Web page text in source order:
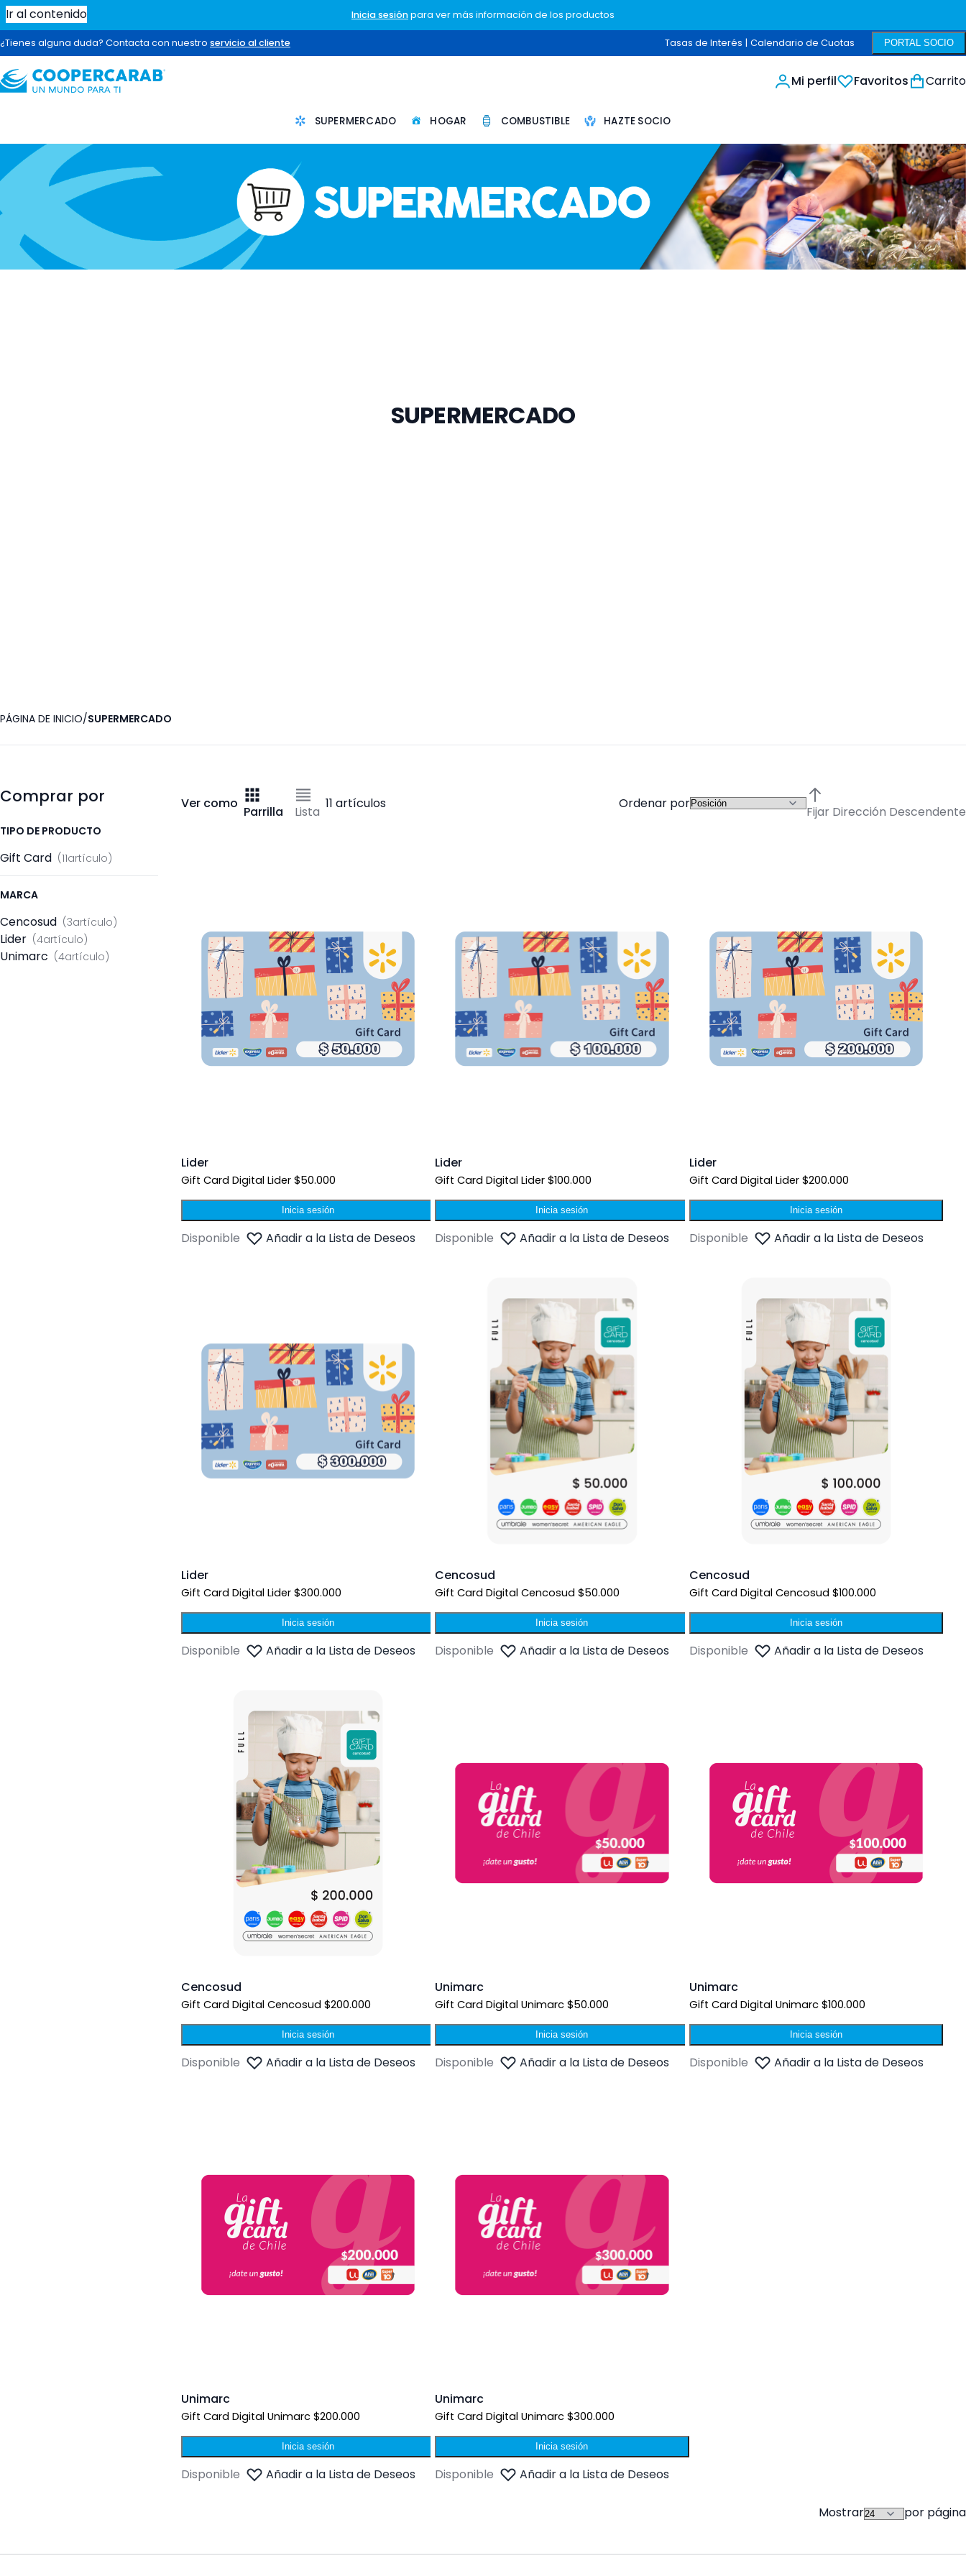
Inicia sesiónpara ver más información de los productos
Ir al contenido
¿Tienes alguna duda? Contacta con nuestro servicio al cliente Tasas de Interés | Calendario de Cuotas PORTAL SOCIO
SUPERMERCADO HOGAR COMBUSTIBLE HAZTE SOCIO
Buscar
Mi perfil Favoritos Carrito
SUPERMERCADO
PÁGINA DE INICIO SUPERMERCADO
Comprar por
TIPO DE PRODUCTO
Gift Card 11artículo
MARCA
Cencosud 3artículo
Lider 4artículo
Unimarc 4artículo
Ver como
Parrilla Lista
11 artículos Ordenar por
Fijar Dirección Descendente
Lider
Gift Card Digital Lider $50.000
Inicia sesión
Disponible Añadir a la Lista de Deseos
Lider
Gift Card Digital Lider $100.000
Inicia sesión
Disponible Añadir a la Lista de Deseos
Lider
Gift Card Digital Lider $200.000
Inicia sesión
Disponible Añadir a la Lista de Deseos
Lider
Gift Card Digital Lider $300.000
Inicia sesión
Disponible Añadir a la Lista de Deseos
Cencosud
Gift Card Digital Cencosud $50.000
Inicia sesión
Disponible Añadir a la Lista de Deseos
Cencosud
Gift Card Digital Cencosud $100.000
Inicia sesión
Disponible Añadir a la Lista de Deseos
Cencosud
Gift Card Digital Cencosud $200.000
Inicia sesión
Disponible Añadir a la Lista de Deseos
Unimarc
Gift Card Digital Unimarc $50.000
Inicia sesión
Disponible Añadir a la Lista de Deseos
Unimarc
Gift Card Digital Unimarc $100.000
Inicia sesión
Disponible Añadir a la Lista de Deseos
Unimarc
Gift Card Digital Unimarc $200.000
Inicia sesión
Disponible Añadir a la Lista de Deseos
Unimarc
Gift Card Digital Unimarc $300.000
Inicia sesión
Disponible Añadir a la Lista de Deseos
Mostrar por página